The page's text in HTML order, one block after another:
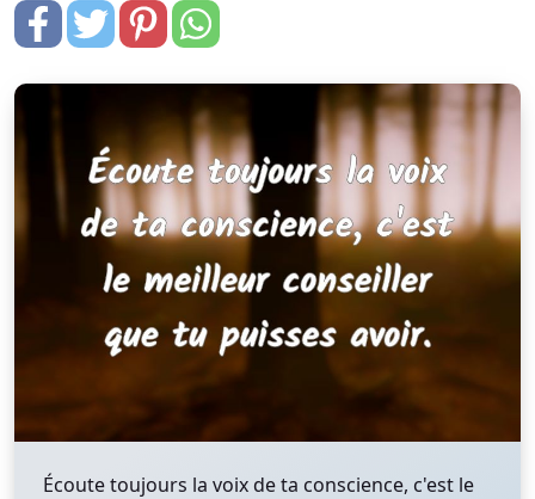
Écoute toujours la voix de ta conscience, c'est le